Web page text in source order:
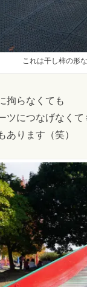
これは干し柿の形
拘らなくても
ツにつなげなくて
あります（笑）